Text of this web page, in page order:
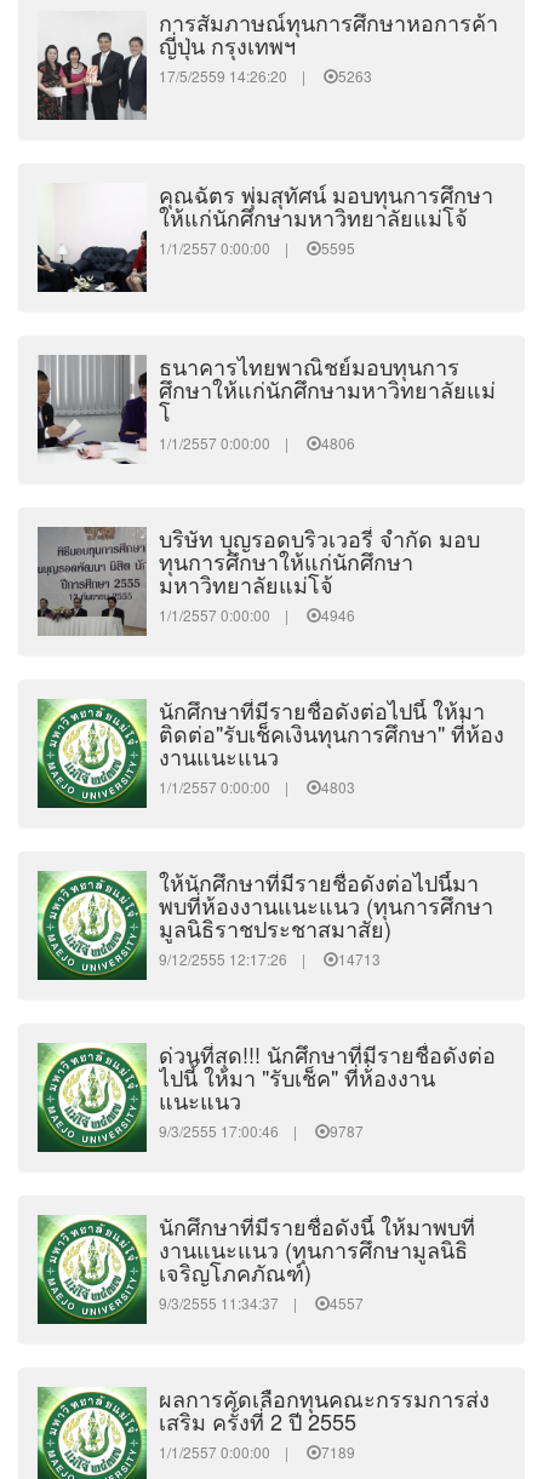
การสัมภาษณ์ทุนการศึกษาหอการค้า
ญี่ปุ่น กรุงเทพฯ
17/5/2559 14:26:20 | 5263
คุณฉัตร พุ่มสุทัศน์ มอบทุนการศึกษา
ให้แก่นักศึกษามหาวิทยาลัยแม่โจ้
1/1/2557 0:00:00 | 5595
ธนาคารไทยพาณิชย์มอบทุนการ
ศึกษาให้แก่นักศึกษามหาวิทยาลัยแม่
โ
1/1/2557 0:00:00 | 4806
บริษัท บุญรอดบริวเวอรี่ จำกัด มอบ
ทุนการศึกษาให้แก่นักศึกษา
มหาวิทยาลัยแม่โจ้
1/1/2557 0:00:00 | 4946
นักศึกษาที่มีรายชื่อดังต่อไปนี้ ให้มา
ติดต่อ"รับเช็คเงินทุนการศึกษา" ที่ห้อง
งานแนะแนว
1/1/2557 0:00:00 | 4803
ให้นักศึกษาที่มีรายชื่อดังต่อไปนี้มา
พบที่ห้องงานแนะแนว (ทุนการศึกษา
มูลนิธิราชประชาสมาสัย)
9/12/2555 12:17:26 | 14713
ด่วนที่สุด!!! นักศึกษาที่มีรายชื่อดังต่อ
ไปนี้ ให้มา "รับเช็ค" ที่ห้่องงาน
แนะแนว
9/3/2555 17:00:46 | 9787
นักศึกษาที่มีรายชื่อดังนี้ ให้มาพบที่
งานแนะแนว (ทุนการศึกษามูลนิธิ
เจริญโภคภัณฑ์)
9/3/2555 11:34:37 | 4557
ผลการคัดเลือกทุนคณะกรรมการส่ง
เสริม ครั้งที่ 2 ปี 2555
1/1/2557 0:00:00 | 7189